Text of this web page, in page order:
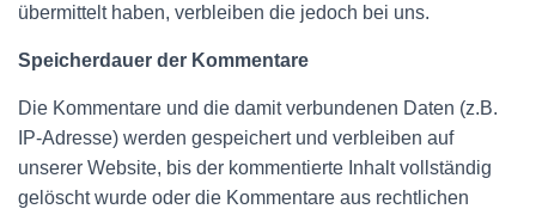
übermittelt haben, verbleiben die jedoch bei uns.
Speicherdauer der Kommentare
Die Kommentare und die damit verbundenen Daten (z.B.
IP-Adresse) werden gespeichert und verbleiben auf
unserer Website, bis der kommentierte Inhalt vollständig
gelöscht wurde oder die Kommentare aus rechtlichen